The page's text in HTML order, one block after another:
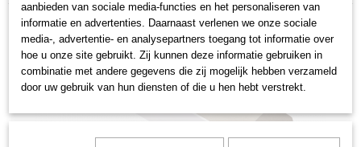
aanbieden van sociale media-functies en het personaliseren van
informatie en advertenties. Daarnaast verlenen we onze sociale
media-, advertentie- en analysepartners toegang tot informatie over
hoe u onze site gebruikt. Zij kunnen deze informatie gebruiken in
combinatie met andere gegevens die zij mogelijk hebben verzameld
door uw gebruik van hun diensten of die u hen hebt verstrekt.